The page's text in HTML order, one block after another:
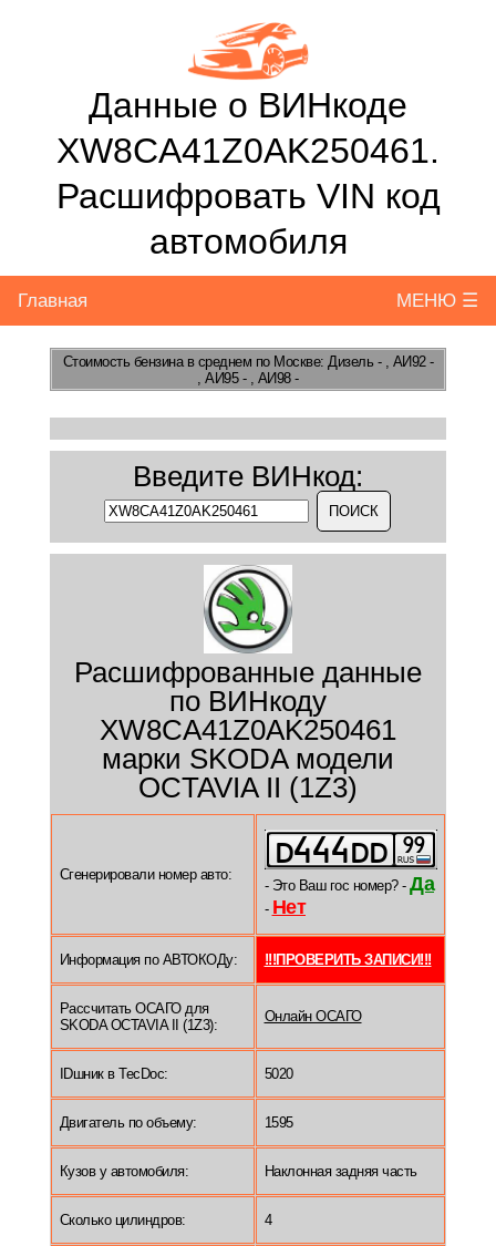
Данные о ВИНкоде
XW8CA41Z0AK250461.
Расшифровать VIN код
автомобиля
Главная МЕНЮ ☰
Стоимость бензинав среднем по Москве: Дизель - , АИ92 -
, АИ95 - , АИ98 -
Введите ВИНкод:
Расшифрованные данные
по ВИНкоду
XW8CA41Z0AK250461
марки SKODA модели
OCTAVIA II (1Z3)
Сгенерировали номер авто:
- Это Ваш гос номер? - Да
- Нет
Информация по АВТОКОДу: !!!ПРОВЕРИТЬ ЗАПИСИ!!!
Рассчитать ОСАГО для
SKODA OCTAVIA II (1Z3):
Онлайн ОСАГО
IDшник в TecDoc: 5020
Двигатель по объему: 1595
Кузов у автомобиля: Наклонная задняя часть
Сколько цилиндров: 4